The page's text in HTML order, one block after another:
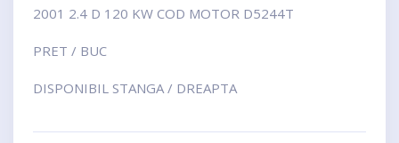
2001 2.4 D 120 KW COD MOTOR D5244T
PRET / BUC
DISPONIBIL STANGA / DREAPTA